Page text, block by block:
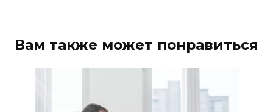
Вам также может понравиться